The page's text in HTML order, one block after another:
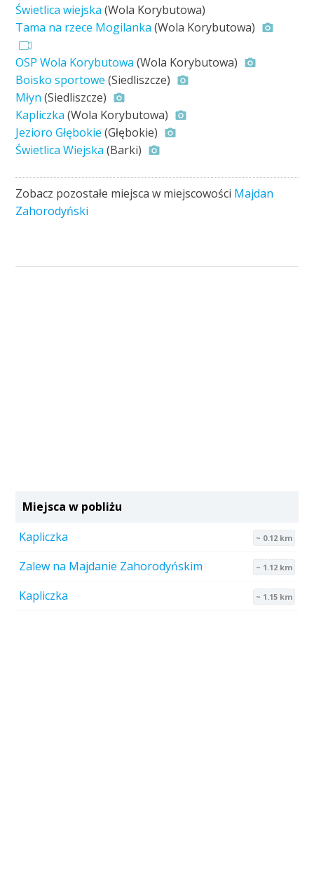
Świetlica wiejska (Wola Korybutowa)
Tama na rzece Mogilanka (Wola Korybutowa)
OSP Wola Korybutowa (Wola Korybutowa)
Boisko sportowe (Siedliszcze)
Młyn (Siedliszcze)
Kapliczka (Wola Korybutowa)
Jezioro Głębokie (Głębokie)
Świetlica Wiejska (Barki)
Zobacz pozostałe miejsca w miejscowości Majdan
Zahorodyński
Miejsca w pobliżu
Kapliczka
~ 0.12 km
Zalew na Majdanie Zahorodyńskim ~ 1.12 km
Kapliczka ~ 1.15 km